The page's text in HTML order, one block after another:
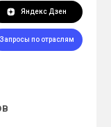
Яндекс Дзен
Запросы по отраслям